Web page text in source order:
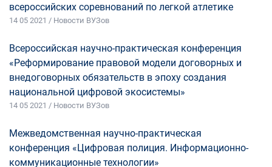
всероссийских соревнований по легкой атлетике
14 05 2021 / Новости ВУЗов
Всероссийская научно-практическая конференция
«Реформирование правовой модели договорных и
внедоговорных обязательств в эпоху создания
национальной цифровой экосистемы»
14 05 2021 / Новости ВУЗов
Межведомственная научно-практическая
конференция «Цифровая полиция. Информационно-
коммуникационные технологии»